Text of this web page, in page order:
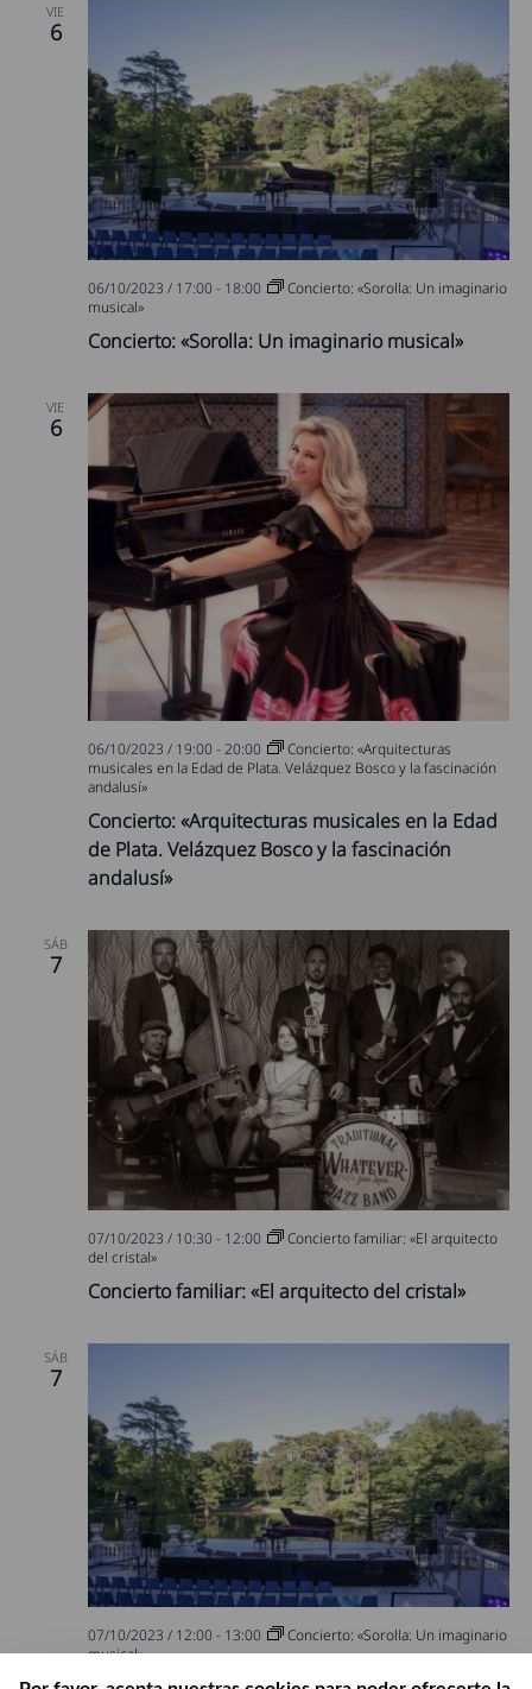
VIE
6
06/10/2023 / 17:00- 18:00
Concierto: «Sorolla: Un imaginario
musical»
Concierto: «Sorolla: Un imaginario musical»
VIE
6
06/10/2023 / 19:00-20:00
Concierto: «Arquitecturas
musicales en la Edad de Plata. Velázquez Bosco y la fascinación
andalusí»
Concierto: «Arquitecturas musicales en la Edad
de Plata. Velázquez Bosco y la fascinación
andalusí»
SÁB
7
07/10/2023 / 10:30- 12:00
Concierto familiar: «El arquitecto
del cristal»
Concierto familiar: «El arquitecto del cristal»
SÁB
7
07/10/2023 / 12:00- 13:00
Concierto: «Sorolla: Un imaginario
musical»